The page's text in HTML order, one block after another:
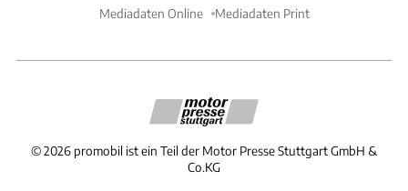
Mediadaten Online Mediadaten Print
©2026 promobil ist ein Teil der Motor Presse Stuttgart GmbH &
Co.KG